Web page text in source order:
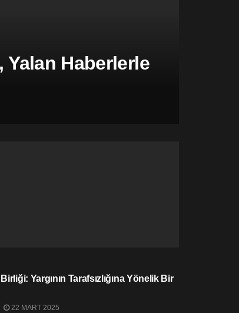
Haberlerle
Yargının Tarafsızlığına Yönelik Bir
22 MART 2025